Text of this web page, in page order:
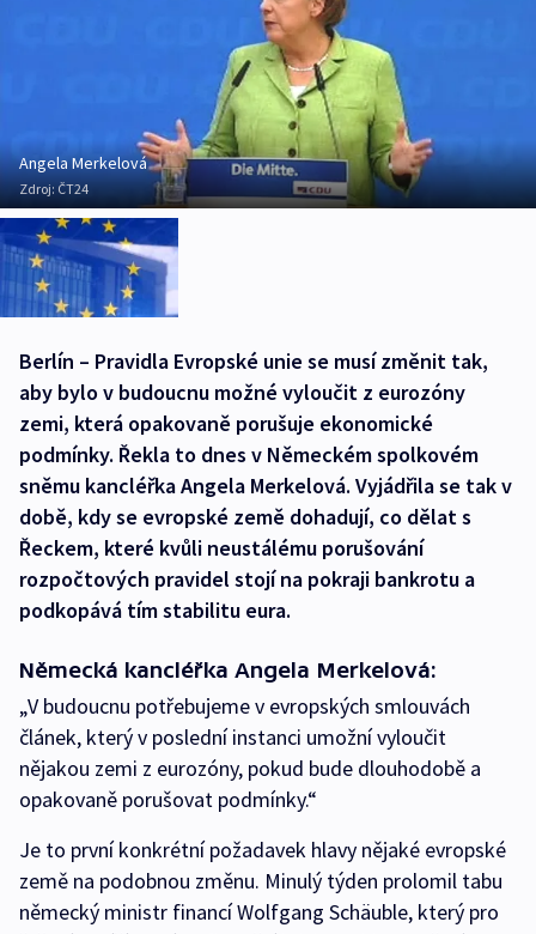
Angela Merkelová
Zdroj:ČT24
Berlín – Pravidla Evropské unie se musí změnit tak,
aby bylo v budoucnu možné vyloučit z eurozóny
zemi, která opakovaně porušuje ekonomické
podmínky. Řekla to dnes v Německém spolkovém
sněmu kancléřka Angela Merkelová. Vyjádřila se tak v
době, kdy se evropské země dohadují, co dělat s
Řeckem, které kvůli neustálému porušování
rozpočtových pravidel stojí na pokraji bankrotu a
podkopává tím stabilitu eura.
Německá kancléřka Angela Merkelová:
„V budoucnu potřebujeme v evropských smlouvách
článek, který v poslední instanci umožní vyloučit
nějakou zemi z eurozóny, pokud bude dlouhodobě a
opakovaně porušovat podmínky.“
Je to první konkrétní požadavek hlavy nějaké evropské
země na podobnou změnu. Minulý týden prolomil tabu
německý ministr financí Wolfgang Schäuble, který pro